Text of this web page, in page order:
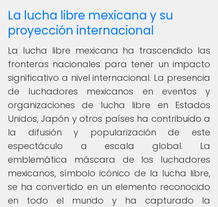
La lucha libre mexicana y su
proyección internacional
La lucha libre mexicana ha trascendido las
fronteras nacionales para tener un impacto
significativo a nivel internacional. La presencia
de luchadores mexicanos en eventos y
organizaciones de lucha libre en Estados
Unidos, Japón y otros países ha contribuido a
la difusión y popularización de este
espectáculo a escala global. La
emblemática máscara de los luchadores
mexicanos, símbolo icónico de la lucha libre,
se ha convertido en un elemento reconocido
en todo el mundo y ha capturado la